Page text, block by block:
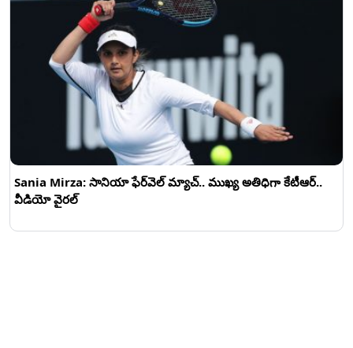
Sania Mirza: సానియా ఫేర్‌వెల్‌ మ్యాచ్‌.. ముఖ్య అతిధిగా కేటీఆర్‌..
వీడియో వైరల్